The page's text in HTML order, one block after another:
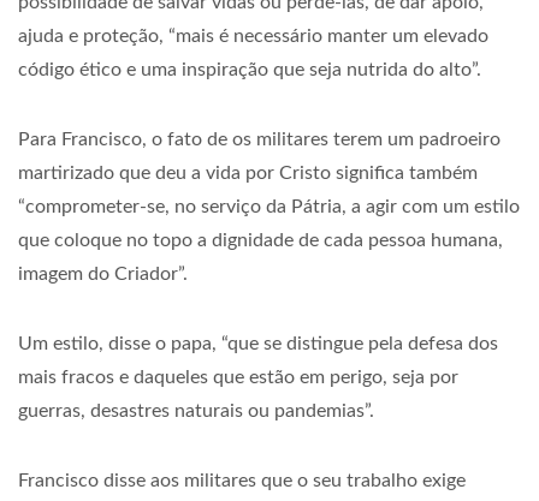
ajuda e proteção, “mais é necessário manter um elevado
código ético e uma inspiração que seja nutrida do alto”.
Para Francisco, o fato de os militares terem um padroeiro
martirizado que deu a vida por Cristo significa também
“comprometer-se, no serviço da Pátria, a agir com um estilo
que coloque no topo a dignidade de cada pessoa humana,
imagem do Criador”.
Um estilo, disse o papa, “que se distingue pela defesa dos
mais fracos e daqueles que estão em perigo, seja por
guerras, desastres naturais ou pandemias”.
Francisco disse aos militares que o seu trabalho exige